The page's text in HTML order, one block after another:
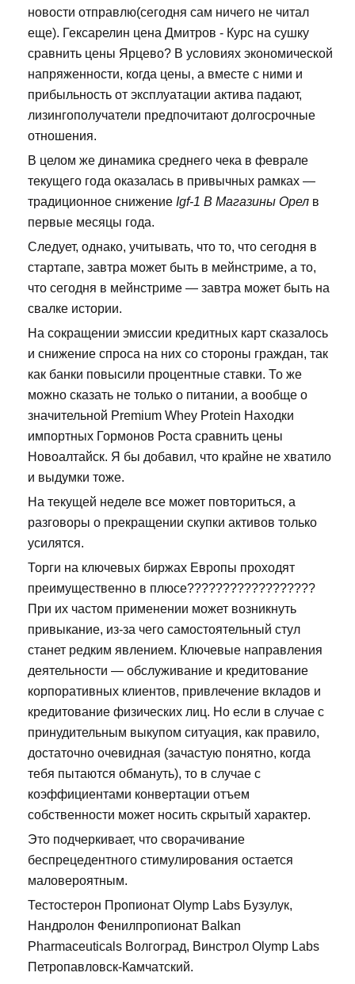
новости отправлю(сегодня сам ничего не читал
еще). Гексарелин цена Дмитров - Курс на сушку
сравнить цены Ярцево? В условиях экономической
напряженности, когда цены, а вместе с ними и
прибыльность от эксплуатации актива падают,
лизингополучатели предпочитают долгосрочные
отношения.
В целом же динамика среднего чека в феврале
текущего года оказалась в привычных рамках —
традиционное снижение Igf-1 В Магазины Орел в
первые месяцы года.
Следует, однако, учитывать, что то, что сегодня в
стартапе, завтра может быть в мейнстриме, а то,
что сегодня в мейнстриме — завтра может быть на
свалке истории.
На сокращении эмиссии кредитных карт сказалось
и снижение спроса на них со стороны граждан, так
как банки повысили процентные ставки. То же
можно сказать не только о питании, а вообще о
значительной Premium Whey Protein Находки
импортных Гормонов Роста сравнить цены
Новоалтайск. Я бы добавил, что крайне не хватило
и выдумки тоже.
На текущей неделе все может повториться, а
разговоры о прекращении скупки активов только
усилятся.
Торги на ключевых биржах Европы проходят
преимущественно в плюсе??????????????????
При их частом применении может возникнуть
привыкание, из-за чего самостоятельный стул
станет редким явлением. Ключевые направления
деятельности — обслуживание и кредитование
корпоративных клиентов, привлечение вкладов и
кредитование физических лиц. Но если в случае с
принудительным выкупом ситуация, как правило,
достаточно очевидная (зачастую понятно, когда
тебя пытаются обмануть), то в случае с
коэффициентами конвертации отъем
собственности может носить скрытый характер.
Это подчеркивает, что сворачивание
беспрецедентного стимулирования остается
маловероятным.
Тестостерон Пропионат Olymp Labs Бузулук,
Нандролон Фенилпропионат Balkan
Pharmaceuticals Волгоград, Винстрол Olymp Labs
Петропавловск-Камчатский.